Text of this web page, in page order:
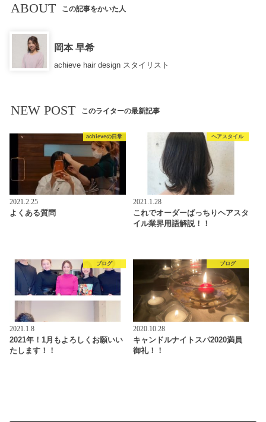
ABOUT この記事をかいた人
岡本 早希
achieve hair design スタイリスト
NEW POST このライターの最新記事
achieveの日常
2021.2.25
よくある質問
ヘアスタイル
2021.1.28
これでオーダーばっちりヘアスタ
イル業界用語解説！！
ブログ
2021.1.8
2021年！1月もよろしくお願いい
たします！！
ブログ
2020.10.28
キャンドルナイトスパ2020満員
御礼！！